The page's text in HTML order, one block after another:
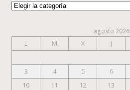
Categorías
agosto 2026
L
M X J
3
4 5 6
10
11 12 13